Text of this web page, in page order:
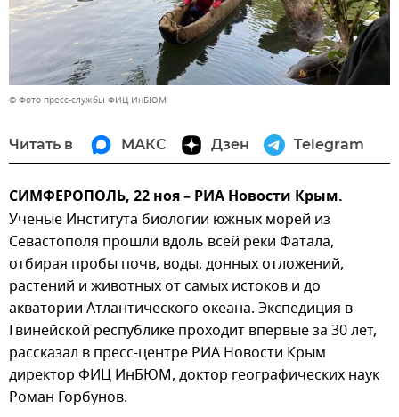
© Фото пресс-службы ФИЦ ИнБЮМ
Читать в МАКС Дзен Telegram
СИМФЕРОПОЛЬ, 22 ноя – РИА Новости Крым.
Ученые Института биологии южных морей из
Севастополя прошли вдоль всей реки Фатала,
отбирая пробы почв, воды, донных отложений,
растений и животных от самых истоков и до
акватории Атлантического океана. Экспедиция в
Гвинейской республике проходит впервые за 30 лет,
рассказал в пресс-центре РИА Новости Крым
директор ФИЦ ИнБЮМ, доктор географических наук
Роман Горбунов.